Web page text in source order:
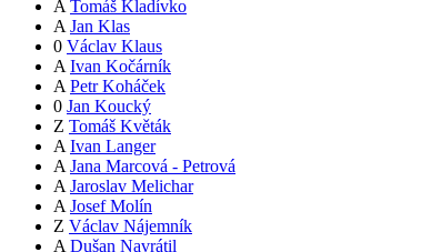
A Tomáš Kladívko
A Jan Klas
0 Václav Klaus
A Ivan Kočárník
A Petr Koháček
0 Jan Koucký
Z Tomáš Květák
A Ivan Langer
A Jana Marcová - Petrová
A Jaroslav Melichar
A Josef Molín
Z Václav Nájemník
A Dušan Navrátil